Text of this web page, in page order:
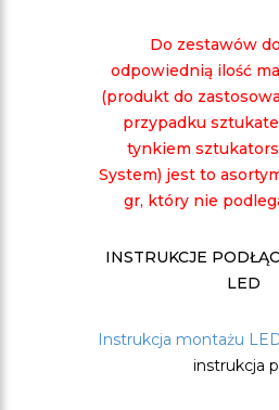
Do zestawów
odpowiednią ilość
(produkt do
przypadku
tynkiem
System) jest to
gr, który nie
INSTRUKCJE
LED
Instrukcja montażu
instrukcja